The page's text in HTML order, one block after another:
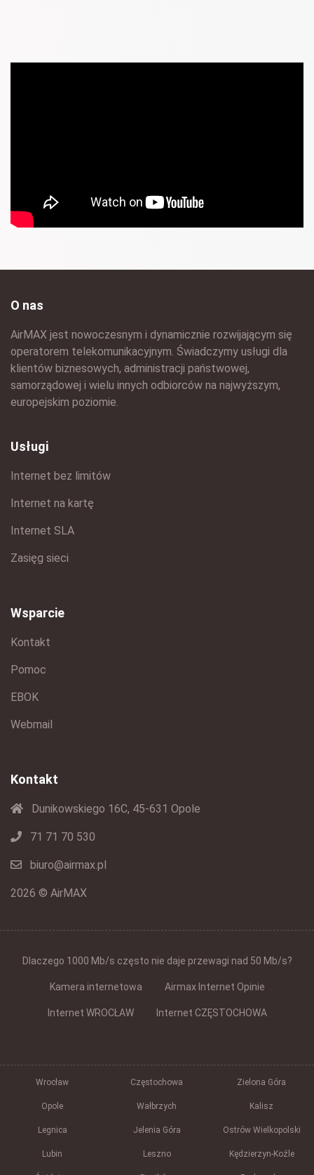
O nas
AirMAX jest nowoczesnym i dynamicznie rozwijającym się
operatorem telekomunikacyjnym. Świadczymy usługi dla
klientów biznesowych, administracji państwowej,
samorządowej i wielu innych odbiorców na najwyższym,
europejskim poziomie.
Usługi
Internet bez limitów
Internet na kartę
Internet SLA
Zasięg sieci
Wsparcie
Kontakt
Pomoc
EBOK
Webmail
Kontakt
Dunikowskiego 16C, 45-631 Opole
71 71 70 530
biuro@airmax.pl
2026 © AirMAX
Dlaczego 1000 Mb/s często nie daje przewagi nad 50 Mb/s?
Kamera internetowa Airmax Internet Opinie
Internet WROCŁAW Internet CZĘSTOCHOWA
Wrocław Częstochowa Zielona Góra
Opole Wałbrzych Kalisz
Legnica Jelenia Góra Ostrów Wielkopolski
Lubin Leszno Kędzierzyn-Koźle